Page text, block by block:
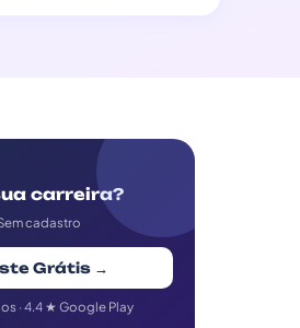
carreira?
cadastro
Grátis →
· 4.4 ★ Google Play